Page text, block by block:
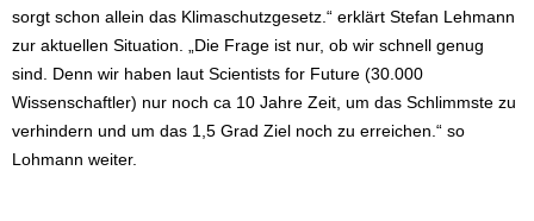
sorgt schon allein das Klimaschutzgesetz.“ erklärt Stefan Lehmann
zur aktuellen Situation. „Die Frage ist nur, ob wir schnell genug
sind. Denn wir haben laut Scientists for Future (30.000
Wissenschaftler) nur noch ca 10 Jahre Zeit, um das Schlimmste zu
verhindern und um das 1,5 Grad Ziel noch zu erreichen.“ so
Lohmann weiter.